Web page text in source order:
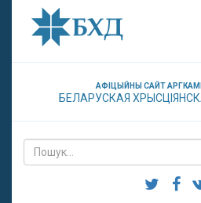
АФІЦЫЙНЫ САЙТ
БЕЛАРУСКАЯ